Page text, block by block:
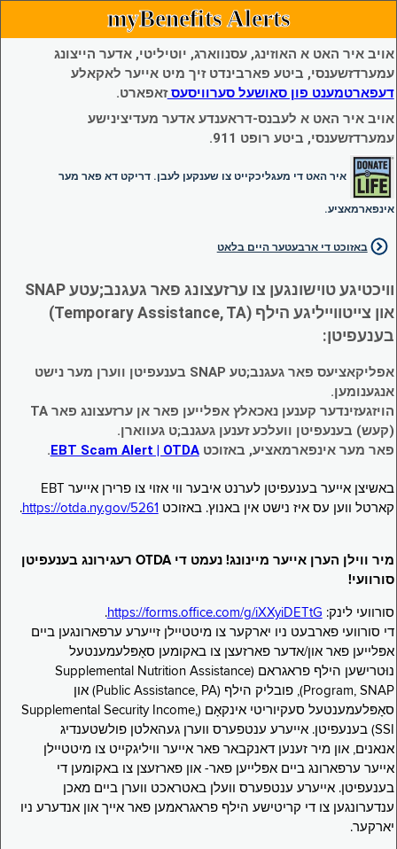
myBenefits Alerts
אויב איר האט א האוזינג, עסנווארג, יוטיליטי, אדער הייצונג
עמערדזשענסי, ביטע פארבינדט זיך מיט אייער לאקאלע
דעפארטמענט פון סאושעל סערוויסעסזאפארט.
אויב איר האט א לעבנס-דראענדע אדער מעדיצינישע
עמערדזשענסי, ביטע רופט 911.
איר האט די מעגליכקייט צו שענקען לעבן. דריקט דא פאר מער
אינפארמאציע.
באזוכט די ארבעטער היים בלאט
וויכטיגע טוישונגען צו ערזעצונג פאר געגנב;עטע SNAP
און צייטווייליגע הילף (Temporary Assistance, TA)
בענעפיטן:
אפליקאציעס פאר געגנב;טע SNAP בענעפיטן ווערן מער נישט
אנגענומען.
הויזגעזינדער קענען נאכאלץ אפּלייען פאר אן ערזעצונג פאר TA
(קעש) בענעפיטן וועלכע זענען געגנב;ט געווארן.
פאר מער אינפארמאציע, באזוכטEBT Scam Alert | OTDA
.
באשיצן אייער בענעפיטן לערנט איבער ווי אזוי צו פרירן אייער EBT
קארטל ווען עס איז נישט אין באנוץ. באזוכט https://otda.ny.gov/5261
.
מיר ווילן הערן אייער מיינונג! נעמט די OTDA רעגירונג בענעפיטן
סורוועי!
סורוועי לינק: https://forms.office.com/g/iXXyiDETtG
.
די סורוועי פארבעט ניו יארקער צו מיטטיילן זייערע ערפארונגען ביים
אפּלייען פאר און/אדער פארזעצן צו באקומען סאָפּלעמענטעל
נוּטרישען הילף פראגראם (Supplemental Nutrition Assistance
Program, SNAP), פובליק הילף (Public Assistance, PA) און
סאָפּלעמענטעל סעקיוריטי אינקאָם (Supplemental Security Income,
SSI) בענעפיטן. אייערע ענטפערס ווערן געהאלטן פולשטענדיג
אנאנים, און מיר זענען דאנקבאר פאר אייער וויליגקייט צו מיטטיילן
אייער ערפארונג ביים אפּלייען פאר- און פארזעצן צו באקומען די
בענעפיטן. אייערע ענטפערס וועלן באטראכט ווערן ביים מאכן
ענדערונגען צו די קריטישע הילף פראגראמען פאר אייך און אנדערע ניו
יארקער.